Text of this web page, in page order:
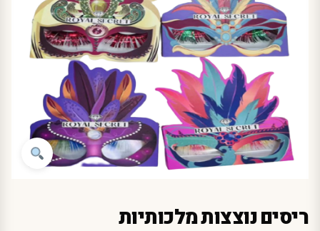
ריסים נוצצות מלכותיות